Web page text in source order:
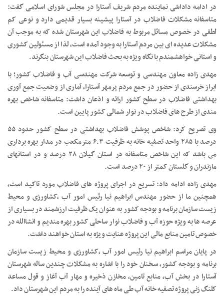
در ادامه داداشی نماینده مردم شریف آستارا در مجلس شورای اسلامی گفت:
متاسفانه مشکلات فاضلاب در آستارا پیشینه بسیار قدیمی دارد و نوعی کم
لطفی در خصوص مسائل مربوط به فاضلاب این شهرستان شده که به موجب آن
مشکلات عدیده ای بین مردم آستارا به وجود آمده است، لذا از مسئولین کشوری
و استانی خواهشمندم با نگاه ویژه به بحث فاضلاب این شهرستان بنگرند.
مهدی زاده معاون مهندسی و توسعه شرکت مهندسی آب و فاضلاب کشور؛ با
ابراز خرسندی از حضور در جمع مردم پرمهر آستارا، آماری از وضعیت جمع آوری
بهداشتی فاضلاب در سطح کشور ارائه و اذعان داشت: متاسفانه شاخص بهره
مندی از طرح های فاضلاب در نوار شمالی کشور پایین است.
وی تصریح کرد: شاخص پوشش فاضلاب بهداشتی در سطح کشور حدود ۵۵
درصد با ۲۸۵ واحد تصفیه خانه به ظرفیت ۶.۳ مترمکعب در مدار بهره برداری
می باشد که این شاخص متاسفانه در استان گیلان ۲۸ درصد و در استانهای
مازندران و گلستان کمتر از ۲۰ درصد است.
مهدی زاده ادامه داد: تسریع در اجرای پروژه های فاضلاب مورد تاکید است،
همچنین ما از حضور مهندس ابراهیم نیا رئیس امور آب ،کشاورزی و محیط
زیست سازمان برنامه و بودجه کشور به عنوان یک ظرفیت ارزشمند در بسیاری از
عرصه ها به ویژه حوزه آب و فاضلاب نوار ساحلی کشور بهره مندیم و انشاالله در
خصوص تامین منابع مالی این پروژه عنایت ویژه به استان خواهند داشت.
در پایان مراسم ابراهیم نیا رئیس امور آب ،کشاورزی و محیط زیست سازمان
برنامه و بودجه کشور، سخنان خود را با اشاره به مشکلات چندین ساله شهرستان
آستارا در بخش آب، منابع تامین، مخازن ذخیره و مهار آب آغاز و قول مساعد
کلنگ زنی پروژه تصفیه خانه آب طی ماه های آینده را به مردم این شهرستان داد.